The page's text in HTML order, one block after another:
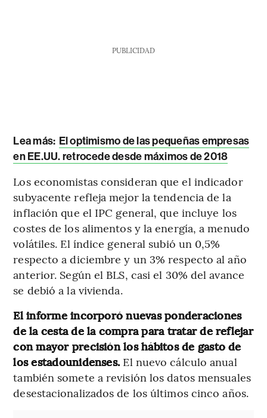
PUBLICIDAD
Lea más: El optimismo de las pequeñas empresas
en EE.UU. retrocede desde máximos de 2018
Los economistas consideran que el indicador
subyacente refleja mejor la tendencia de la
inflación que el IPC general, que incluye los
costes de los alimentos y la energía, a menudo
volátiles. El índice general subió un 0,5%
respecto a diciembre y un 3% respecto al año
anterior. Según el BLS, casi el 30% del avance
se debió a la vivienda.
El informe incorporó nuevas ponderaciones
de la cesta de la compra para tratar de reflejar
con mayor precisión los hábitos de gasto de
los estadounidenses. El nuevo cálculo anual
también somete a revisión los datos mensuales
desestacionalizados de los últimos cinco años.